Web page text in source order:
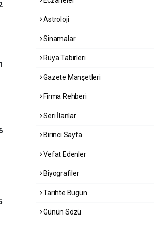
Astroloji
Sinamalar
Rüya Tabirleri
Gazete Manşetleri
Firma Rehberi
Seri İlanlar
Birinci Sayfa
Vefat Edenler
Biyografiler
Tarihte Bugün
Günün Sözü